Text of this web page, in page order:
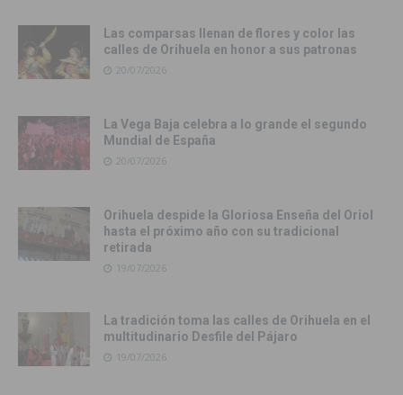
Las comparsas llenan de flores y color las
calles de Orihuela en honor a sus patronas
20/07/2026
La Vega Baja celebra a lo grande el segundo
Mundial de España
20/07/2026
Orihuela despide la Gloriosa Enseña del Oriol
hasta el próximo año con su tradicional
retirada
19/07/2026
La tradición toma las calles de Orihuela en el
multitudinario Desfile del Pájaro
19/07/2026